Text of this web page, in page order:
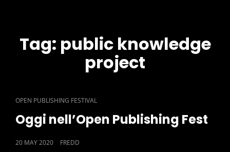
Tag: public knowledge
project
CAT
LINKS
OPEN PUBLISHING FESTIVAL
Oggi nell’Open Publishing Fest
POSTED
20 MAY 2020 FREDD